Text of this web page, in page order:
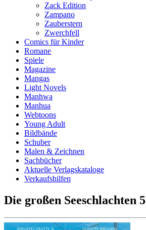
Zack Edition
Zampano
Zauberstern
Zwerchfell
Comics für Kinder
Romane
Spiele
Magazine
Mangas
Light Novels
Manhwa
Manhua
Webtoons
Young Adult
Bildbände
Schuber
Malen & Zeichnen
Sachbücher
Aktuelle Verlagskataloge
Verkaufshilfen
Die großen Seeschlachten 5